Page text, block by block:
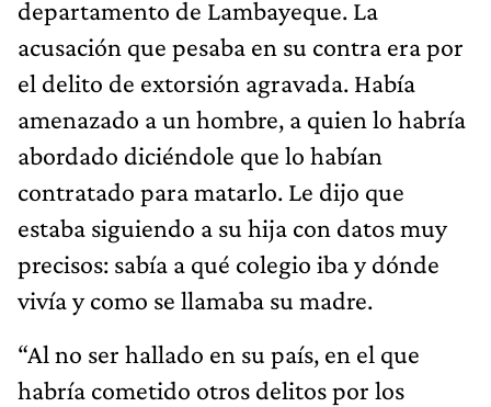
departamento de Lambayeque. La
acusación que pesaba en su contra era por
el delito de extorsión agravada. Había
amenazado a un hombre, a quien lo habría
abordado diciéndole que lo habían
contratado para matarlo. Le dijo que
estaba siguiendo a su hija con datos muy
precisos: sabía a qué colegio iba y dónde
vivía y como se llamaba su madre.
“Al no ser hallado en su país, en el que
habría cometido otros delitos por los